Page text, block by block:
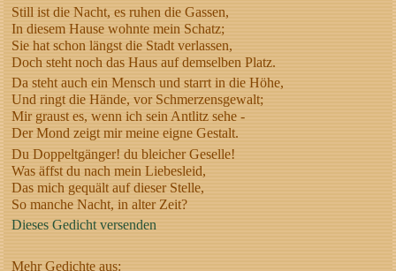
Still ist die Nacht, es ruhen die Gassen,
In diesem Hause wohnte mein Schatz;
Sie hat schon längst die Stadt verlassen,
Doch steht noch das Haus auf demselben Platz.
Da steht auch ein Mensch und starrt in die Höhe,
Und ringt die Hände, vor Schmerzensgewalt;
Mir graust es, wenn ich sein Antlitz sehe -
Der Mond zeigt mir meine eigne Gestalt.
Du Doppeltgänger! du bleicher Geselle!
Was äffst du nach mein Liebesleid,
Das mich gequält auf dieser Stelle,
So manche Nacht, in alter Zeit?
Dieses Gedicht versenden
Mehr Gedichte aus: